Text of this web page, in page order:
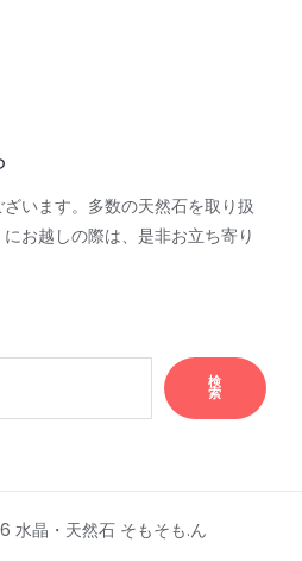
います。多数の天然石を取り扱
お越しの際は、是非お立ち寄り
検
索
晶・天然石 そもそも.ん